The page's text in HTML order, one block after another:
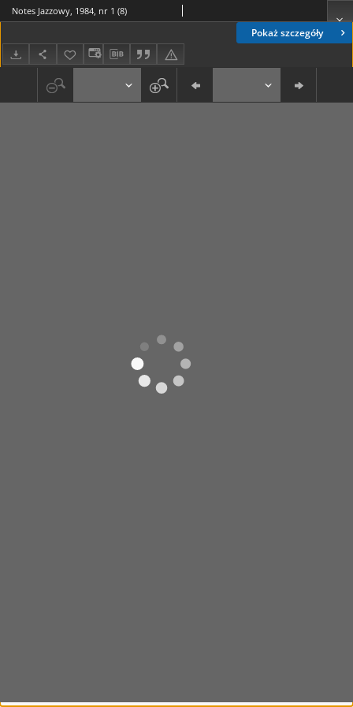
Pokaż szczegóły
Notes Jazzowy, 1984, nr 1 (8)